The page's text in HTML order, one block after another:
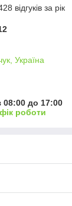
відгуків за рік
Україна
08:00 до 17:00
роботи